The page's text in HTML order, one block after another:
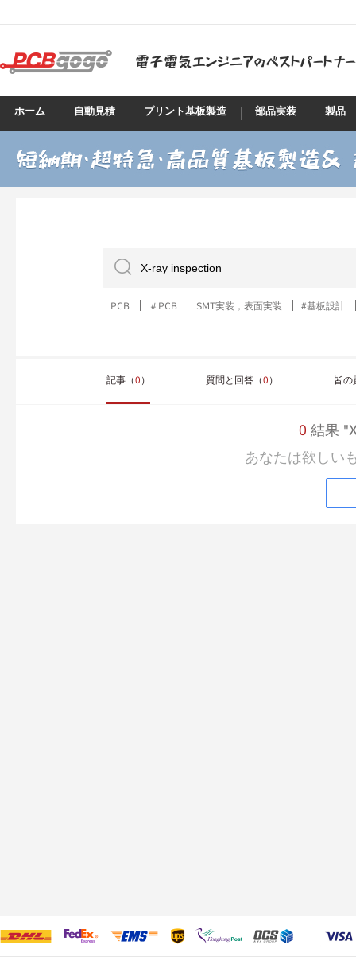
ホーム 自動見積 プリント基板製造 部品実装 製品
PCB ＃PCB SMT実装，表面実装 #基板設計
記事（0） 質問と回答（0） 皆の
0 結果
あなたは欲しい